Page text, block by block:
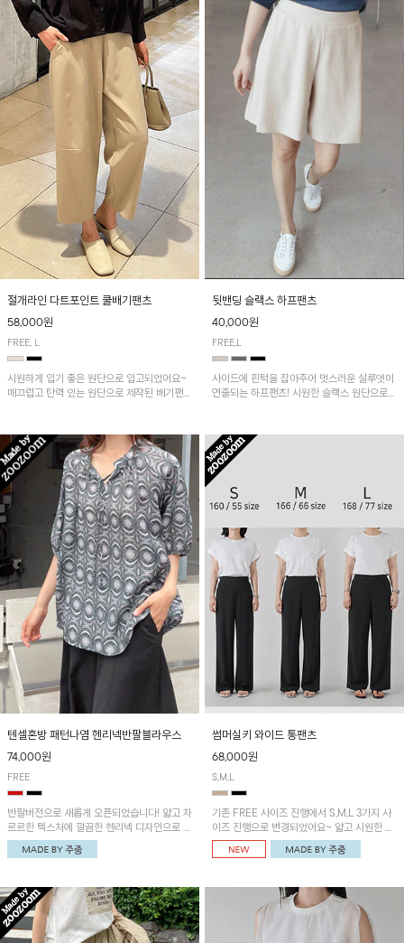
절개라인 다트포인트 쿨배기팬츠
58,000원
FREE, L
시원하게 입기 좋은 원단으로 입고되었어요~
매끄럽고 탄력 있는 원단으로 제작된 배기팬츠
뒷밴딩 슬랙스 하프팬츠
40,000원
FREE,L
사이드에 핀턱을 잡아주어 멋스러운 실루엣이
연출되는 하프팬츠! 시원한 슬랙스 원단으로
텐셀혼방 패턴나염 헨리넥반팔블라우스
74,000원
FREE
반팔버전으로 새롭게 오픈되었습니다! 얇고 차
르르한 텍스처에 깔끔한 헨리넥 디자인으로 제
작된 블라우스예요~볼륨감있는 소매 셔링과
세련된 나염패턴으로 유니크한 매력 UP!
썸머실키 와이드 통팬츠
68,000원
S,M,L
기존 FREE 사이즈 진행에서 S,M,L 3가지 사
이즈 진행으로 변경되었어요~ 얇고 시원한 원
단으로 제작된 와이드팬츠! 베이직한 디자인으
로 코디 활용도가 높은 아이템이에요~